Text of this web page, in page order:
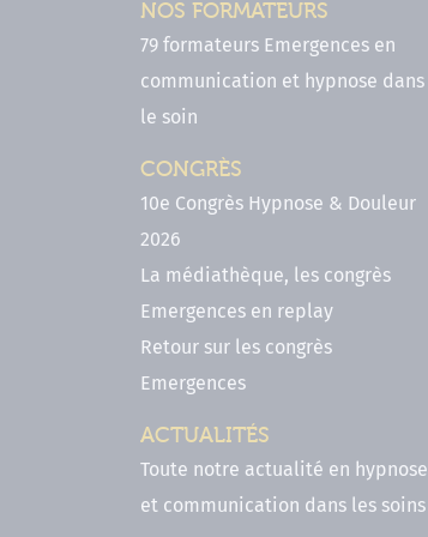
NOS FORMATEURS
79 formateurs Emergences en
communication et hypnose dans
le soin
CONGRÈS
10e Congrès Hypnose & Douleur
2026
La médiathèque, les congrès
Emergences en replay
Retour sur les congrès
Emergences
ACTUALITÉS
Toute notre actualité en hypnose
et communication dans les soins